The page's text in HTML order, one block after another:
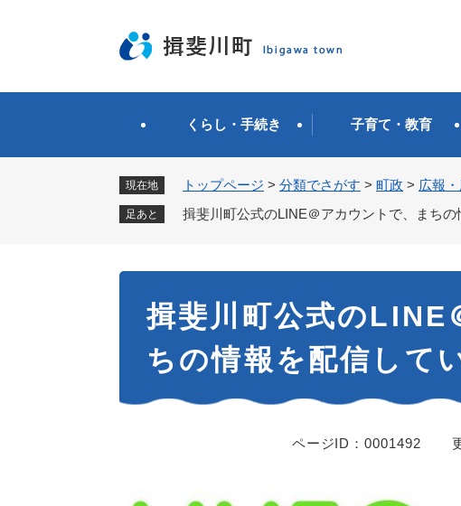
先
す
くらし・手続き 子育て・教育
現在地 トップページ > 分類でさがす > 町政 > 広報
足あと 揖斐川町公式のLINE＠アカウントで、まちの
揖斐川町公式のLINE
ちの情報を配信して
ページID：0001492